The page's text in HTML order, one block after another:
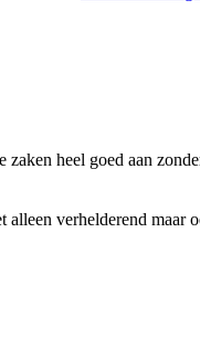
heel goed aan
verhelderend maar